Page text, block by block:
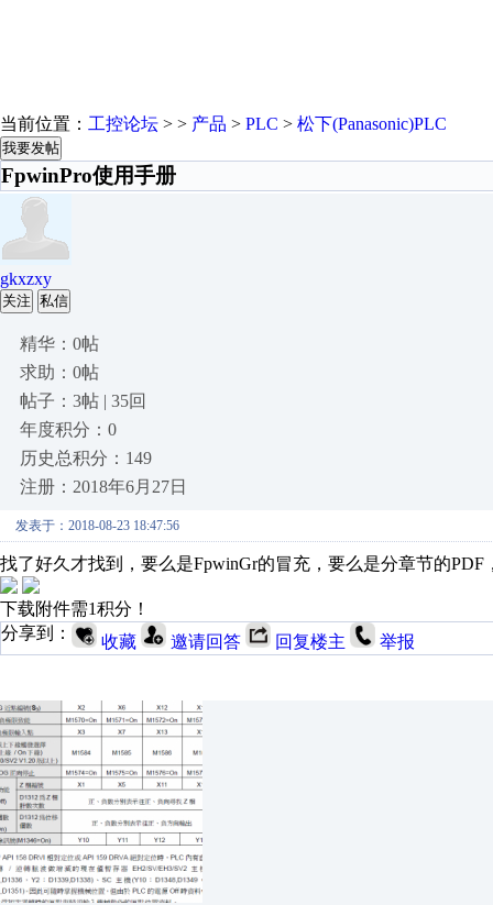
当前位置： 工控论坛 > > 产品 > PLC > 松下(Panasonic)PLC
我要发帖
FpwinPro使用手册
gkxzxy
关注 私信
精华：0帖
求助：0帖
帖子：3帖 | 35回
年度积分：0
历史总积分：149
注册：2018年6月27日
发表于：2018-08-23 18:47:56
找了好久才找到，要么是FpwinGr的冒充，要么是分章节的
下载附件需1积分！
分享到：
收藏 邀请回答 回复楼主 举报